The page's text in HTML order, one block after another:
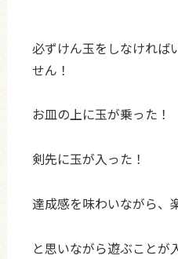
必ずけん玉をしなければ
せん！
お皿の上に玉が乗った！
剣先に玉が入った！
達成感を味わいながら、
と思いながら遊ぶことが